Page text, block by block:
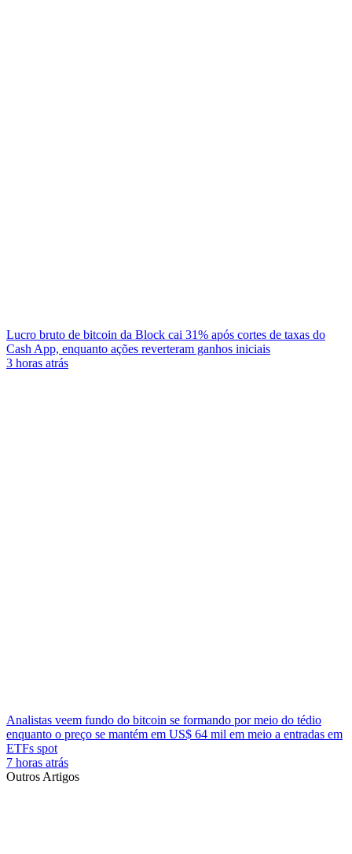
Lucro bruto de bitcoin da Block cai 31% após cortes de taxas do
Cash App, enquanto ações reverteram ganhos iniciais
3 horas atrás
Analistas veem fundo do bitcoin se formando por meio do tédio
enquanto o preço se mantém em US$ 64 mil em meio a entradas em
ETFs spot
7 horas atrás
Outros Artigos